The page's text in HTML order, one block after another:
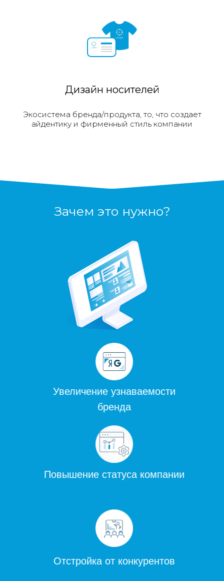
Дизайн носителей
Экосистема бренда/продукта, то, что создает
айдентику и фирменный стиль компании
Зачем это нужно?
Увеличение узнаваемости
бренда
Повышение статуса компании
Отстройка от конкурентов